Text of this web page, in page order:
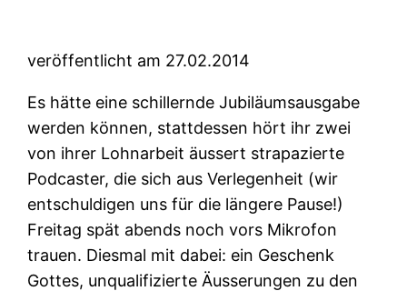
veröffentlicht am 27.02.2014
Es hätte eine schillernde Jubiläumsausgabe
werden können, stattdessen hört ihr zwei
von ihrer Lohnarbeit äussert strapazierte
Podcaster, die sich aus Verlegenheit (wir
entschuldigen uns für die längere Pause!)
Freitag spät abends noch vors Mikrofon
trauen. Diesmal mit dabei: ein Geschenk
Gottes, unqualifizierte Äusserungen zu den